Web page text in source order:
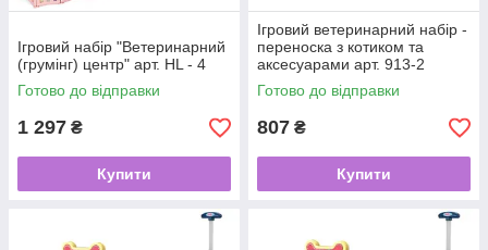
Ігровий набір "Ветеринарний
(грумінг) центр" арт. HL - 4
Готово до відправки
1 297 ₴
Купити
Ігровий ветеринарний набір -
переноска з котиком та
аксесуарами арт. 913-2
Готово до відправки
807 ₴
Купити